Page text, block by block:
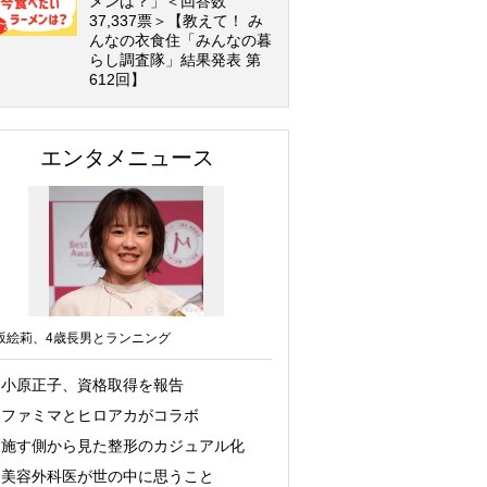
37,337票＞【教えて！ み
んなの衣食住「みんなの暮
らし調査隊」結果発表 第
612回】
エンタメニュース
絵莉、4歳長男とランニング
小原正子、資格取得を報告
ファミマとヒロアカがコラボ
施す側から見た整形のカジュアル化
美容外科医が世の中に思うこと